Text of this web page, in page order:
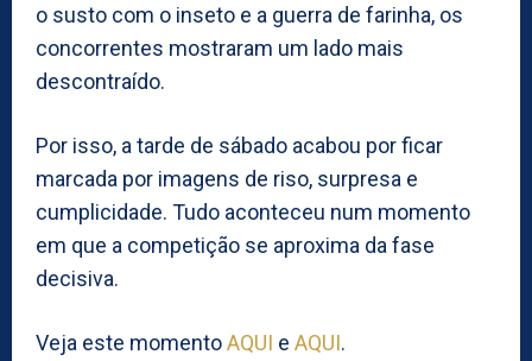
o susto com o inseto e a guerra de farinha, os
concorrentes mostraram um lado mais
descontraído.
Por isso, a tarde de sábado acabou por ficar
marcada por imagens de riso, surpresa e
cumplicidade. Tudo aconteceu num momento
em que a competição se aproxima da fase
decisiva.
Veja este momentoAQUI e AQUI.